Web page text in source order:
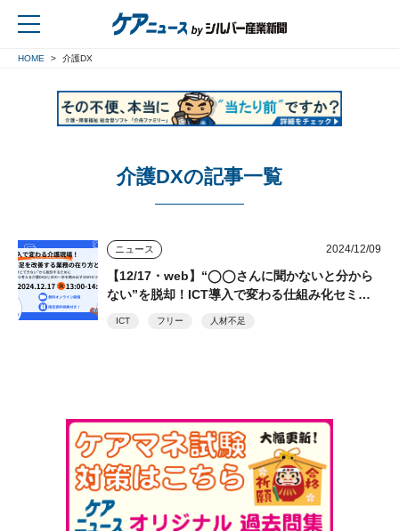
HOME 介護DX
介護DXの記事一覧
ニュース 2024/12/09
【12/17・web】“◯◯さんに聞かないと分から
ない”を脱却！ICT導入で変わる仕組み化セミナ
ICT フリー 人材不足